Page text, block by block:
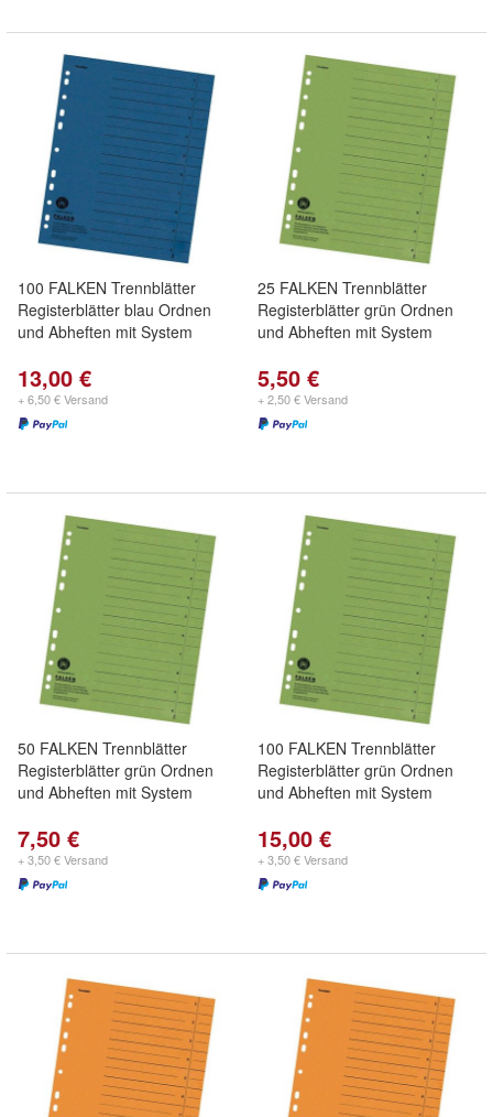
100 FALKEN Trennblätter
Registerblätter blau Ordnen
und Abheften mit System
13,00 €
+ 6,50 € Versand
25 FALKEN Trennblätter
Registerblätter grün Ordnen
und Abheften mit System
5,50 €
+ 2,50 € Versand
50 FALKEN Trennblätter
Registerblätter grün Ordnen
und Abheften mit System
7,50 €
+ 3,50 € Versand
100 FALKEN Trennblätter
Registerblätter grün Ordnen
und Abheften mit System
15,00 €
+ 3,50 € Versand